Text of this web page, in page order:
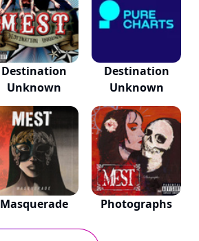
Destination
Unknown
Destination
Unknown
Masquerade Photographs